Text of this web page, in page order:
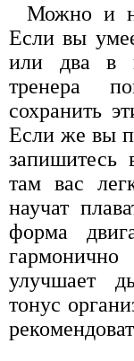
Можно и
Если вы
или два в
тренера
сохранить
Если же вы
запишитесь
там вас
научат
форма
улучшает
тонус